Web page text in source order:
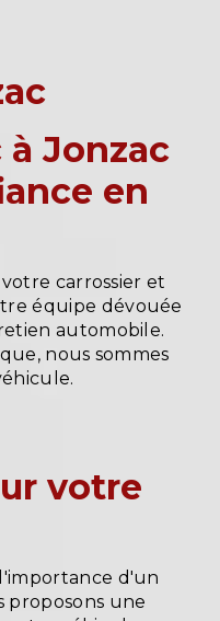
Jonzac
en
carrossier et
équipe dévouée
automobile.
nous sommes
votre
d'un
une